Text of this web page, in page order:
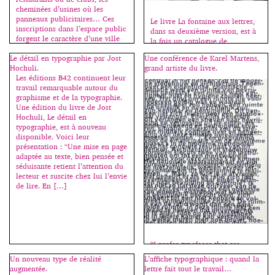
cheminées d’usines où les
panneaux publicitaires… Ces
inscriptions dans l’espace public
forgent le caractère d’une ville
Le livre La fontaine aux lettres,
dans sa deuxième version, est à
la fois un catalogue de
présentation de caractères, et un
guide pratique pour découvrir
l’histoire de la typographie et se
familiariser avec les règles
d’usage. Il est accompagné d’un
site internet qui reprend une
partie de l’ouvrage et offre ainsi
gratuitement aux étudiants […]
Le détail en typographie par Jost
Hochuli.
Les éditions B42 continuent leur
travail remarquable autour du
graphisme et de la typographie.
Une édition du livre de Jost
Hochuli, Le détail en
typographie, est à nouveau
disponible. Voici leur
présentation : “Une mise en page
adaptée au texte, bien pensée et
séduisante retient l’attention du
lecteur et suscite chez lui l’envie
de lire. En […]
Une conférence de Karel Martens,
grand artiste du livre.
“I prefer typefaces that are
uneasy… imper­fect… like jazz.
It’s more believ­able.”
Un nouveau type de réalité
augmentée.
L’affiche typographique : quand la
lettre fait tout le travail…